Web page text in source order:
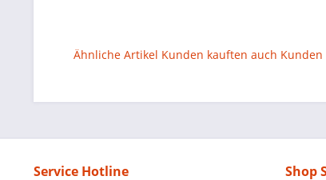
Ähnliche Artikel Kunden kauften auch
Service Hotline Shop